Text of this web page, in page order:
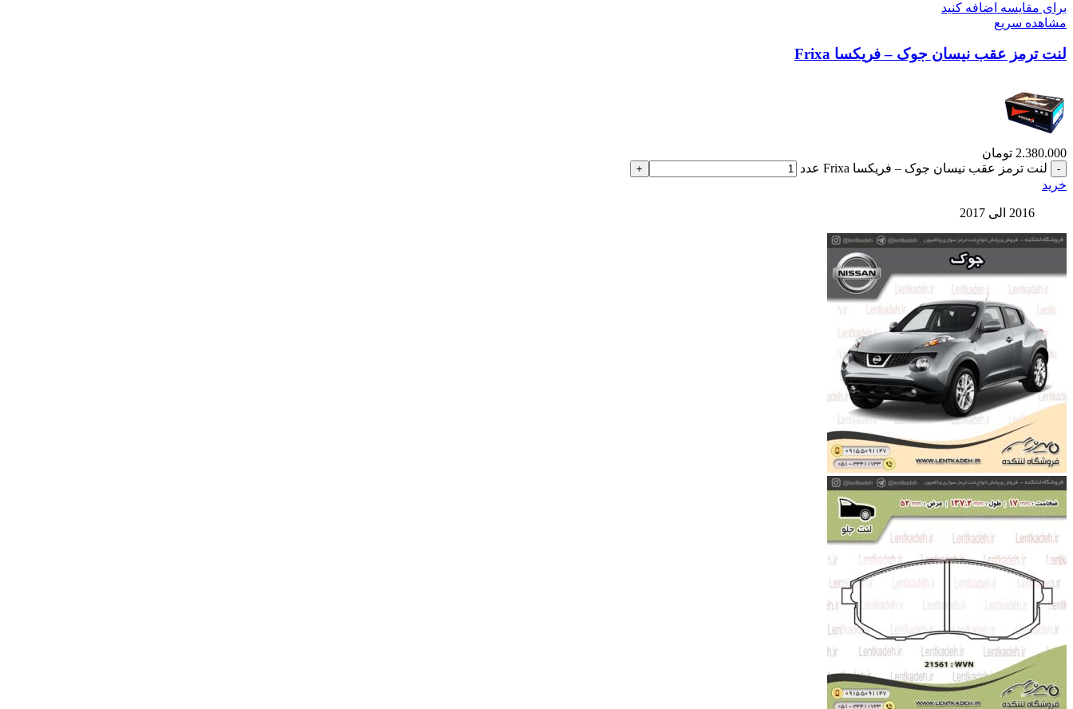
برای مقایسه اضافه کنید
مشاهده سریع
لنت ترمز عقب نیسان جوک – فریکسا Frixa
2.380.000 تومان
لنت ترمز عقب نیسان جوک – فریکسا Frixa عدد
خرید
2016 الی 2017